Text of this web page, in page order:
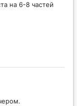
на 6-8 частей